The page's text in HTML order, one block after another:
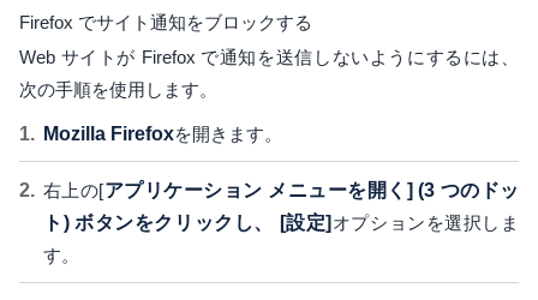
Firefox でサイト通知をブロックする
Web サイトが Firefox で通知を送信しないようにするには、
次の手順を使用します。
Mozilla Firefoxを開きます。
右上の[アプリケーション メニューを開く] (3 つのドッ
ト) ボタンをクリックし、
[設定] オプションを選択しま
す。